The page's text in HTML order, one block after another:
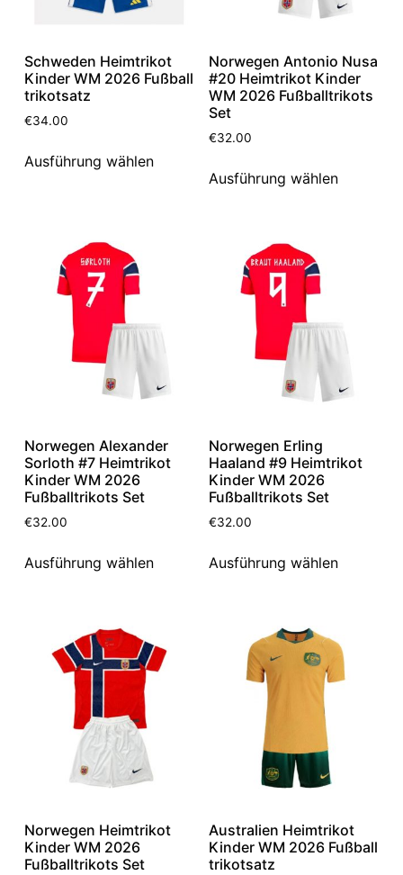
Schweden Heimtrikot
Kinder WM 2026 Fußball
trikotsatz
€34.00
Ausführung wählen
Norwegen Antonio Nusa
#20 Heimtrikot Kinder
WM 2026 Fußballtrikots
Set
€32.00
Ausführung wählen
Norwegen Alexander
Sorloth #7 Heimtrikot
Kinder WM 2026
Fußballtrikots Set
€32.00
Ausführung wählen
Norwegen Erling
Haaland #9 Heimtrikot
Kinder WM 2026
Fußballtrikots Set
€32.00
Ausführung wählen
Norwegen Heimtrikot
Kinder WM 2026
Fußballtrikots Set
Australien Heimtrikot
Kinder WM 2026 Fußball
trikotsatz